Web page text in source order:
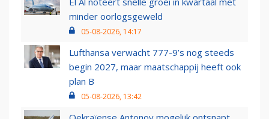
minder oorlogsgeweld
05-08-2026, 14:17
Lufthansa verwacht 777-9’s nog steeds
begin 2027, maar maatschappij heeft ook
plan B
05-08-2026, 13:42